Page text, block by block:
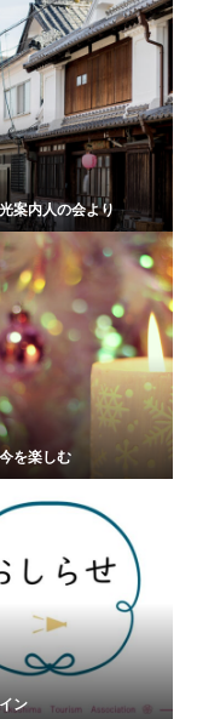
案内人の会より
を楽しむ
ン